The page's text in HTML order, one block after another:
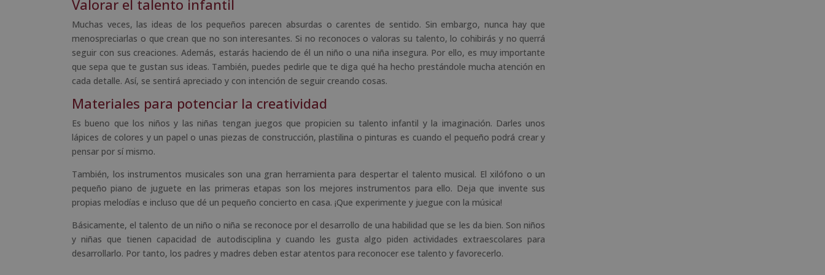
Valorar el talento infantil
Muchas veces, las ideas de los pequeños parecen absurdas o carentes de sentido. Sin embargo, nunca hay que
menospreciarlas o que crean que no son interesantes. Si no reconoces o valoras su talento, lo cohibirás y no querrá
seguir con sus creaciones. Además, estarás haciendo de él un niño o una niña insegura. Por ello, es muy importante
que sepa que te gustan sus ideas. También, puedes pedirle que te diga qué ha hecho prestándole mucha atención en
cada detalle. Así, se sentirá apreciado y con intención de seguir creando cosas.
Materiales para potenciar la creatividad
Es bueno que los niños y las niñas tengan juegos que propicien su talento infantil y la imaginación. Darles unos
lápices de colores y un papel o unas piezas de construcción, plastilina o pinturas es cuando el pequeño podrá crear y
pensar por sí mismo.
También, los instrumentos musicales son una gran herramienta para despertar el talento musical. El xilófono o un
pequeño piano de juguete en las primeras etapas son los mejores instrumentos para ello. Deja que invente sus
propias melodías e incluso que dé un pequeño concierto en casa. ¡Que experimente y juegue con la música!
Básicamente, el talento de un niño o niña se reconoce por el desarrollo de una habilidad que se les da bien. Son niños
y niñas que tienen capacidad de autodisciplina y cuando les gusta algo piden actividades extraescolares para
desarrollarlo. Por tanto, los padres y madres deben estar atentos para reconocer ese talento y favorecerlo.